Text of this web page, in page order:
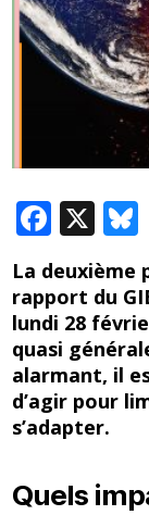
F
ac
e
b
o
o
k
X
La deuxième
rapport du
lundi 28
quasi
alarmant, il
d’agir pour
s’adapter.
Quels